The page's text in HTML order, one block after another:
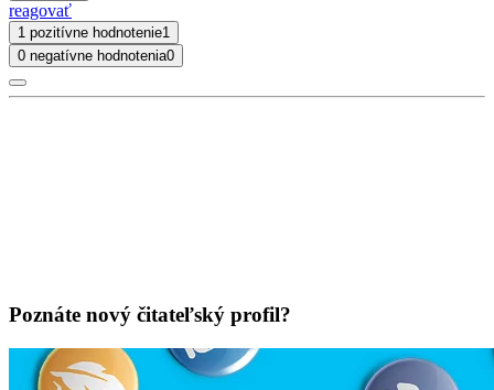
reagovať
1 pozitívne hodnotenie1
0 negatívne hodnotenia0
Poznáte nový čitateľský profil?